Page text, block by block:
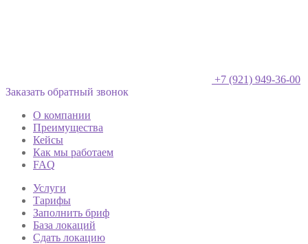
+7 (921) 949-36-00
Заказать обратный звонок
О компании
Преимущества
Кейсы
Как мы работаем
FAQ
Услуги
Тарифы
Заполнить бриф
База локаций
Сдать локацию